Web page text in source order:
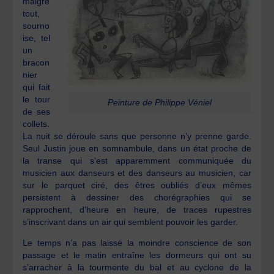
Peinture de Philippe Véniel
tout,
sourno
ise, tel
un
bracon
nier
qui fait
le tour
de ses
collets.
La nuit se déroule sans que personne n’y prenne garde.
Seul Justin joue en somnambule, dans un état proche de
la transe qui s’est apparemment communiquée du
musicien aux danseurs et des danseurs au musicien, car
sur le parquet ciré, des êtres oubliés d’eux mêmes
persistent à dessiner des chorégraphies qui se
rapprochent, d’heure en heure, de traces rupestres
s’inscrivant dans un air qui semblent pouvoir les garder.
Le temps n’a pas laissé la moindre conscience de son
passage et le matin entraîne les dormeurs qui ont su
s’arracher à la tourmente du bal et au cyclone de la